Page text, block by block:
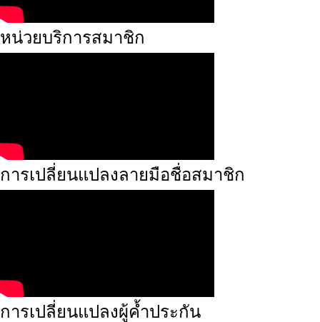
หน่วยบริการสมาชิก
การเปลี่ยนแปลงลายมือชื่อสมาชิก
การเปลี่ยนแปลงผู้ค้ำประกัน